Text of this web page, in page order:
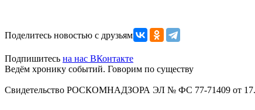
Поделитесь новостью с друзьями
Подпишитесь на нас ВКонтакте
Ведём хронику событий. Говорим по существу
Свидетельство РОСКОМНАДЗОРА ЭЛ № ФС 77-71409 от